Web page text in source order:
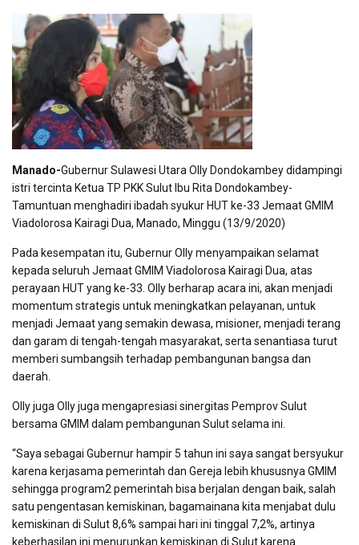
Manado-Gubernur Sulawesi Utara Olly Dondokambey didampingi
istri tercinta Ketua TP PKK Sulut Ibu Rita Dondokambey-
Tamuntuan menghadiri ibadah syukur HUT ke-33 Jemaat GMIM
Viadolorosa Kairagi Dua, Manado, Minggu (13/9/2020)
Pada kesempatan itu, Gubernur Olly menyampaikan selamat
kepada seluruh Jemaat GMIM Viadolorosa Kairagi Dua, atas
perayaan HUT yang ke-33. Olly berharap acara ini, akan menjadi
momentum strategis untuk meningkatkan pelayanan, untuk
menjadi Jemaat yang semakin dewasa, misioner, menjadi terang
dan garam di tengah-tengah masyarakat, serta senantiasa turut
memberi sumbangsih terhadap pembangunan bangsa dan
daerah.
Olly juga Olly juga mengapresiasi sinergitas Pemprov Sulut
bersama GMIM dalam pembangunan Sulut selama ini.
“Saya sebagai Gubernur hampir 5 tahun ini saya sangat bersyukur
karena kerjasama pemerintah dan Gereja lebih khususnya GMIM
sehingga program2 pemerintah bisa berjalan dengan baik, salah
satu pengentasan kemiskinan, bagamainana kita menjabat dulu
kemiskinan di Sulut 8,6% sampai hari ini tinggal 7,2%, artinya
keberhasilan ini menurunkan kemiskinan di Sulut karena